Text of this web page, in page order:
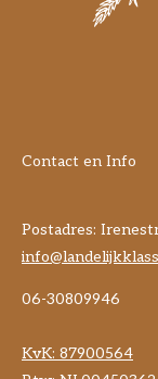
Contact en Info
Postadres:
06-30809946
KvK: 87900564